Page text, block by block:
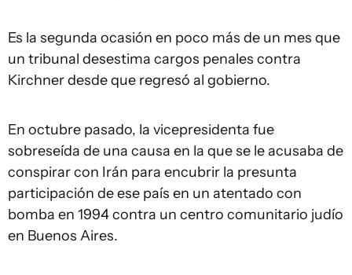
Es la segunda ocasión en poco más de un mes que
un tribunal desestima cargos penales contra
Kirchner desde que regresó al gobierno.
En octubre pasado, la vicepresidenta fue
sobreseída de una causa en la que se le acusaba de
conspirar con Irán para encubrir la presunta
participación de ese país en un atentado con
bomba en 1994 contra un centro comunitario judío
en Buenos Aires.